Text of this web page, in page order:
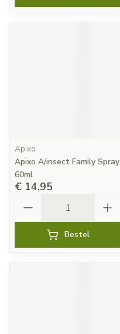
Apixo
Apixo A/insect Family Spray
60ml
€ 14,95
Bestel